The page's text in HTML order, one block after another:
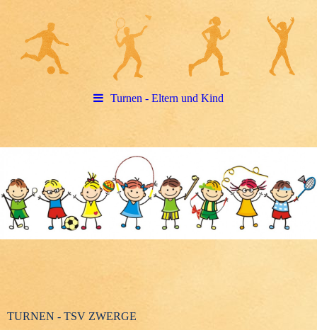
Turnen - Eltern und Kind
TURNEN - TSV ZWERGE